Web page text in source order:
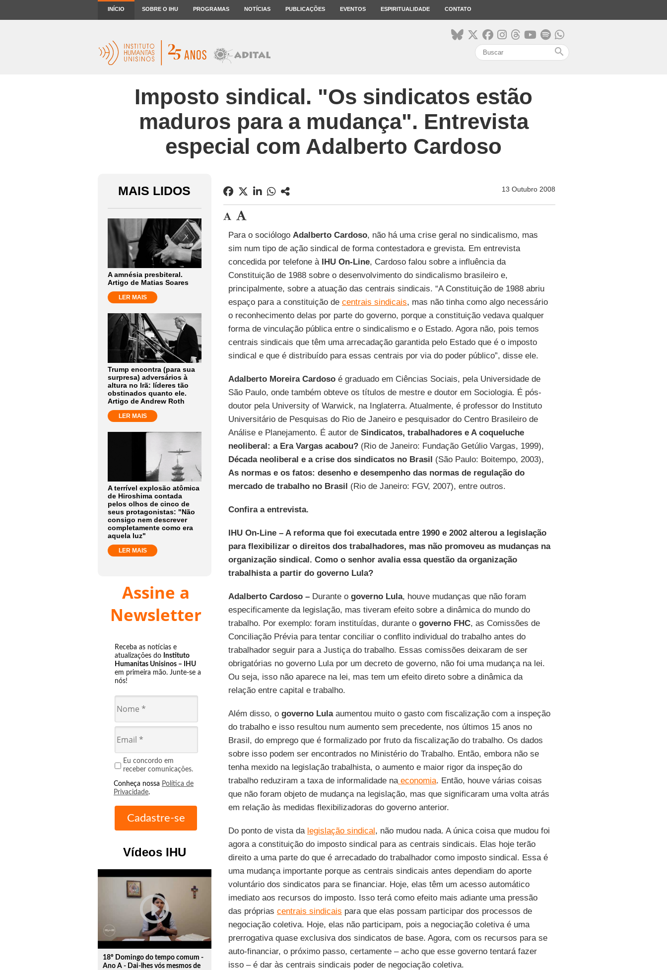
INÍCIO SOBRE O IHU PROGRAMAS NOTÍCIAS PUBLICAÇÕES EVENTOS ESPIRITUALIDADE CONTATO
search
Imposto sindical. "Os sindicatos estão
maduros para a mudança". Entrevista
especial com Adalberto Cardoso
MAIS LIDOS
A amnésia presbiteral.
Artigo de Matias Soares
LER MAIS
Trump encontra (para sua
surpresa) adversários à
altura no Irã: líderes tão
obstinados quanto ele.
Artigo de Andrew Roth
LER MAIS
A terrível explosão atômica
de Hiroshima contada
pelos olhos de cinco de
seus protagonistas: "Não
consigo nem descrever
completamente como era
aquela luz"
LER MAIS
Assine a
Newsletter
Receba as notícias e
atualizações do Instituto
Humanitas Unisinos – IHU
em primeira mão. Junte-se a
nós!
Eu concordo em
receber comunicações.
Conheça nossa Política de
Privacidade.
Vídeos IHU
play_circle_outline
18º Domingo do tempo comum -
Ano A - Dai-lhes vós mesmos de
13 Outubro 2008
Para o sociólogo Adalberto Cardoso, não há uma crise geral no sindicalismo, mas
sim num tipo de ação sindical de forma contestadora e grevista. Em entrevista
concedida por telefone à IHU On-Line, Cardoso falou sobre a influência da
Constituição de 1988 sobre o desenvolvimento do sindicalismo brasileiro e,
principalmente, sobre a atuação das centrais sindicais. “A Constituição de 1988 abriu
espaço para a constituição de centrais sindicais, mas não tinha como algo necessário
o reconhecimento delas por parte do governo, porque a constituição vedava qualquer
forma de vinculação pública entre o sindicalismo e o Estado. Agora não, pois temos
centrais sindicais que têm uma arrecadação garantida pelo Estado que é o imposto
sindical e que é distribuído para essas centrais por via do poder público”, disse ele.
Adalberto Moreira Cardosoé graduado em Ciências Sociais, pela Universidade de
São Paulo, onde também obteve os títulos de mestre e doutor em Sociologia. É pós-
doutor pela University of Warwick, na Inglaterra. Atualmente, é professor do Instituto
Universitário de Pesquisas do Rio de Janeiro e pesquisador do Centro Brasileiro de
Análise e Planejamento. É autor de Sindicatos, trabalhadores e A coqueluche
neoliberal: a Era Vargas acabou?(Rio de Janeiro: Fundação Getúlio Vargas, 1999),
Década neoliberal e a crise dos sindicatos no Brasil (São Paulo: Boitempo, 2003),
As normas e os fatos: desenho e desempenho das normas de regulação do
mercado de trabalho no Brasil (Rio de Janeiro: FGV, 2007), entre outros.
Confira a entrevista.
IHU On-Line – A reforma que foi executada entre 1990 e 2002 alterou a legislação
para flexibilizar o direitos dos trabalhadores, mas não promoveu as mudanças na
organização sindical. Como o senhor avalia essa questão da organização
trabalhista a partir do governo Lula?
Adalberto Cardoso –Durante o governo Lula, houve mudanças que não foram
especificamente da legislação, mas tiveram efeito sobre a dinâmica do mundo do
trabalho. Por exemplo: foram instituídas, durante o governo FHC, as Comissões de
Conciliação Prévia para tentar conciliar o conflito individual do trabalho antes do
trabalhador seguir para a Justiça do trabalho. Essas comissões deixaram de ser
obrigatórias no governo Lula por um decreto de governo, não foi uma mudança na lei.
Ou seja, isso não aparece na lei, mas tem um efeito direto sobre a dinâmica da
relação entre capital e trabalho.
Além disso, o governo Lulaaumentou muito o gasto com fiscalização com a inspeção
do trabalho e isso resultou num aumento sem precedente, nos últimos 15 anos no
Brasil, do emprego que é formalizado por fruto da fiscalização do trabalho. Os dados
sobre isso podem ser encontrados no Ministério do Trabalho. Então, embora não se
tenha mexido na legislação trabalhista, o aumento e maior rigor da inspeção do
trabalho reduziram a taxa de informalidade naeconomia. Então, houve várias coisas
que não foram objeto de mudança na legislação, mas que significaram uma volta atrás
em relação às medidas flexibilizadoras do governo anterior.
Do ponto de vista da legislação sindical, não mudou nada. A única coisa que mudou foi
agora a constituição do imposto sindical para as centrais sindicais. Elas hoje terão
direito a uma parte do que é arrecadado do trabalhador como imposto sindical. Essa é
uma mudança importante porque as centrais sindicais antes dependiam do aporte
voluntário dos sindicatos para se financiar. Hoje, elas têm um acesso automático
imediato aos recursos do imposto. Isso terá como efeito mais adiante uma pressão
das próprias centrais sindicais para que elas possam participar dos processos de
negociação coletiva. Hoje, elas não participam, pois a negociação coletiva é uma
prerrogativa quase exclusiva dos sindicatos de base. Agora, com os recursos para se
auto-financiar, o próximo passo, certamente – acho que esse governo tentará fazer
isso – é dar às centrais sindicais poder de negociação coletiva.